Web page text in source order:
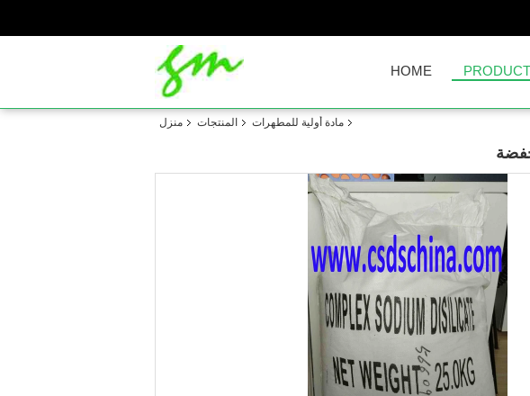
HOME
منزل المنتجات مادة أولية للمطهرات